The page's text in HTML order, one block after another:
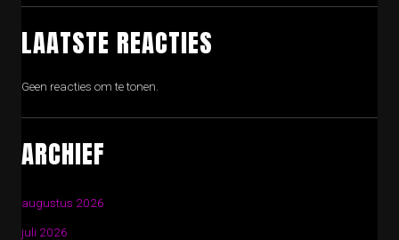
LAATSTE REACTIES
Geen reacties om te tonen.
ARCHIEF
augustus 2026
juli 2026